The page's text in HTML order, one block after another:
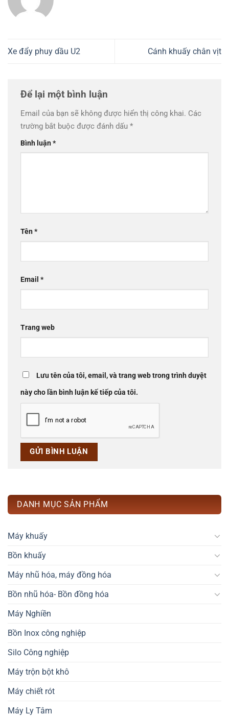
Xe đẩy phuy dầu U2 Cánh khuấy chân vịt
Để lại một bình luận
Email của bạn sẽ không được hiển thị công khai. Các
trường bắt buộc được đánh dấu *
Bình luận*
Tên*
Email *
Trang web
Lưu tên của tôi, email, và trang web trong trình duyệt
này cho lần bình luận kế tiếp của tôi.
DANH MỤC SẢN PHẨM
Máy khuấy
Bồn khuấy
Máy nhũ hóa, máy đồng hóa
Bồn nhũ hóa- Bồn đồng hóa
Máy Nghiền
Bồn Inox công nghiệp
Silo Công nghiệp
Máy trộn bột khô
Máy chiết rót
Máy Ly Tâm